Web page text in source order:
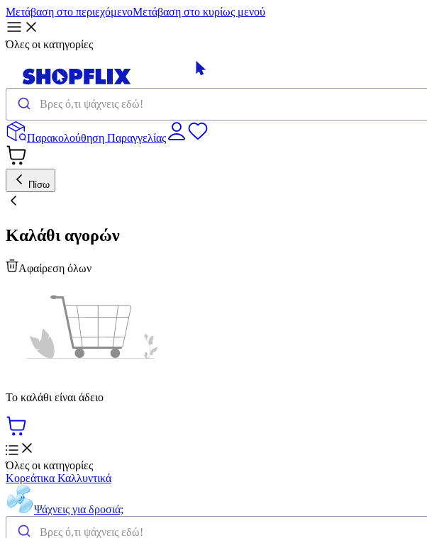
Μετάβαση στο περιεχόμενοΜετάβαση στο κυρίως μενού
Όλες οι κατηγορίες
Παρακολούθηση Παραγγελίας
Πίσω
Καλάθι αγορών
Αφαίρεση όλων
Το καλάθι είναι άδειο
Όλες οι κατηγορίες
Κορεάτικα Καλλυντικά
Ψάχνεις για δροσιά;